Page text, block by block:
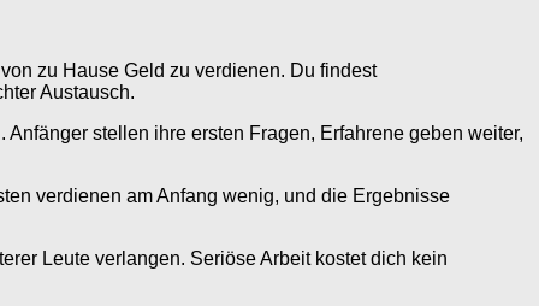
zu Hause Geld zu verdienen. Du findest
Austausch.
stellen ihre ersten Fragen, Erfahrene geben weiter,
verdienen am Anfang wenig, und die Ergebnisse
Leute verlangen. Seriöse Arbeit kostet dich kein